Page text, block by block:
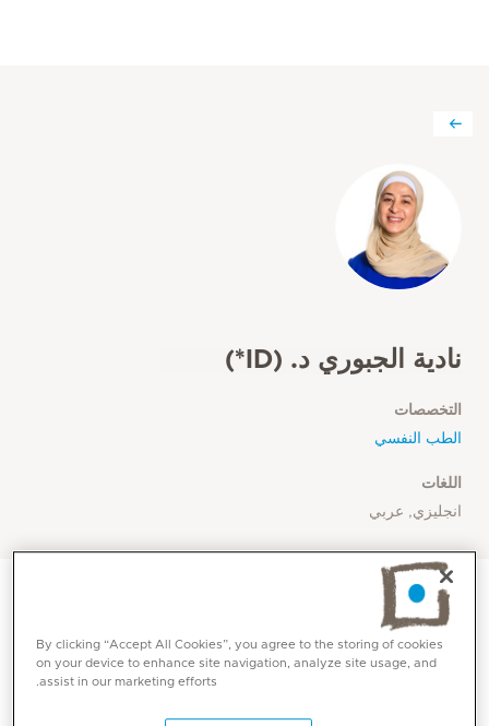
نادية الجبوري د. (ID*)
التخصصات
الطب النفسي
اللغات
انجليزي, عربي
By clicking “Accept All Cookies”, you agree to the storing of cookies
on your device to enhance site navigation, analyze site usage, and
assist in our marketing efforts.